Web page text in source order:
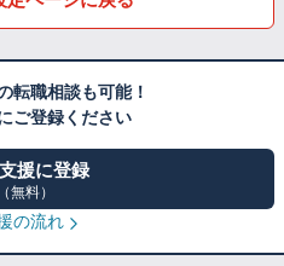
転職相談も可能！
ご登録ください
援に登録
（無料）
の流れ